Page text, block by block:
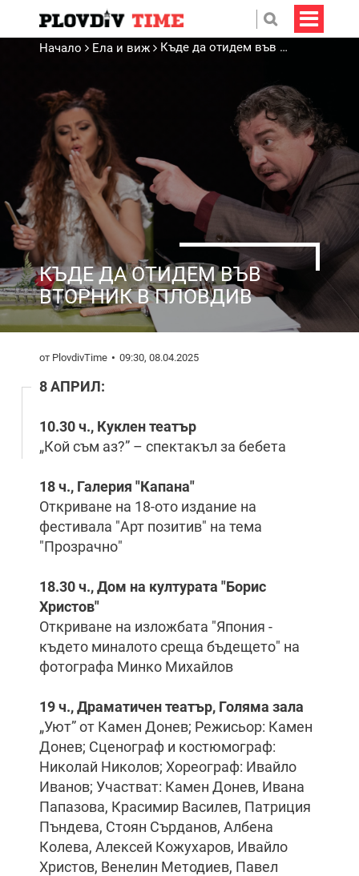
Начало Ела и виж Къде да отидем във вторник в Пловдив
КЪДЕ ДА ОТИДЕМ ВЪВ
ВТОРНИК В ПЛОВДИВ
от PlovdivTime 09:30, 08.04.2025
8 АПРИЛ:
10.30 ч., Куклен театър
„Кой съм аз?” – спектакъл за бебета
18 ч., Галерия "Капана"
Откриване на 18-ото издание на
фестивала "Арт позитив" на тема
"Прозрачно"
18.30 ч., Дом на културата "Борис
Христов"
Откриване на изложбата "Япония -
където миналото среща бъдещето" на
фотографа Минко Михайлов
19 ч., Драматичен театър, Голяма зала
„Уют” от Камен Донев; Режисьор: Камен
Донев; Сценограф и костюмограф:
Николай Николов; Хореограф: Ивайло
Иванов; Участват: Камен Донев, Ивана
Папазова, Красимир Василев, Патриция
Пъндева, Стоян Сърданов, Албена
Колева, Алексей Кожухаров, Ивайло
Христов, Венелин Методиев, Павел